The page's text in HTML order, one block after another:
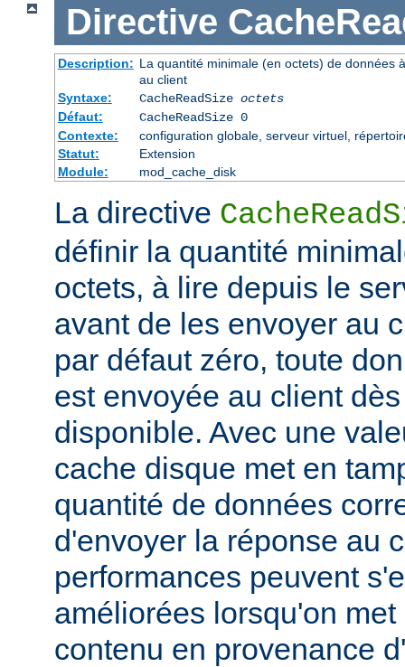
Directive
Description: La quantité minimale (en octets) de données
au client
Syntaxe:
CacheReadSize octets
Défaut:
CacheReadSize 0
Contexte:
configuration globale, serveur virtuel,
Statut:
Extension
Module:
mod_cache_disk
La directive
définir la quantité
octets, à lire depuis le
avant de les envoyer au
par défaut zéro, toute
est envoyée au client
disponible. Avec une
cache disque met en
quantité de données
d'envoyer la réponse au
performances peuvent
améliorées lorsqu'on
contenu en provenance